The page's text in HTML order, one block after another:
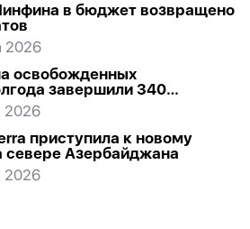
в бюджет возвращено
2026
освобожденных
завершили 340
2026
приступила к новому
севере Азербайджана
2026